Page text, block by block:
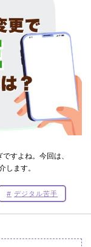
すよね。今回は、
します。
デジタル苦手